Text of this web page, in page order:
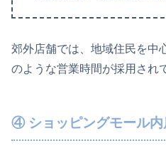
郊外店舗では、地域住民を中
のような営業時間が採用され
④ ショッピングモール内